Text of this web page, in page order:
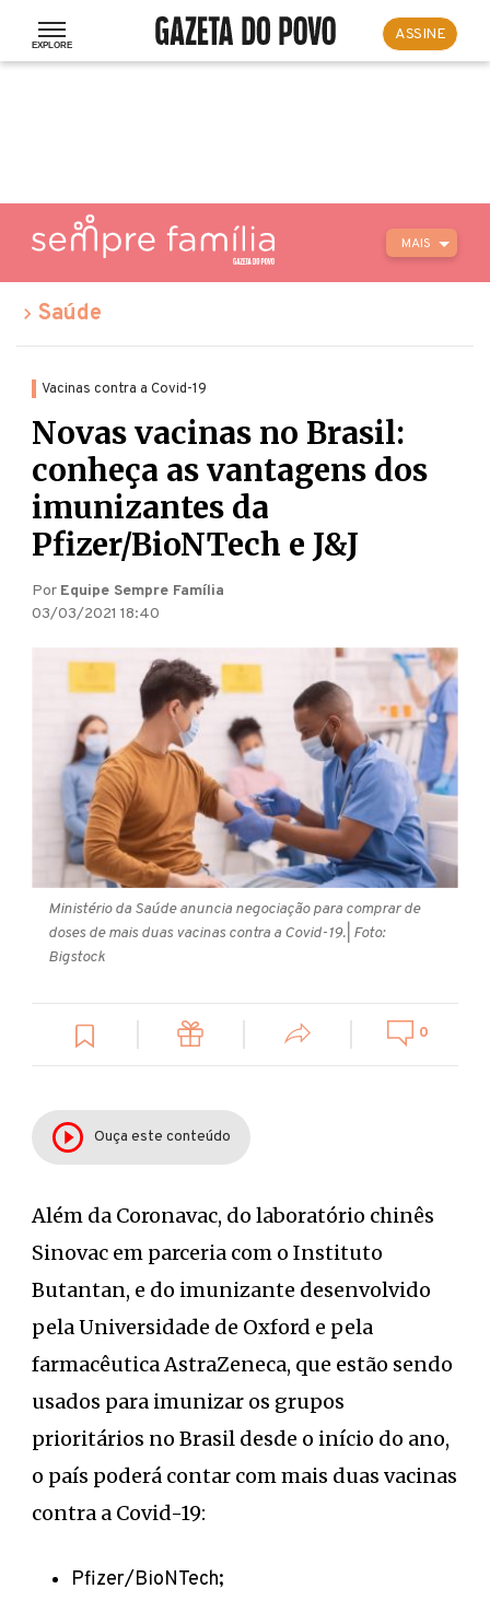
ASSINE
MAIS
Saúde
Vacinas contra a Covid-19
Novas vacinas no Brasil:
conheça as vantagens dos
imunizantes da
Pfizer/BioNTech e J&J
Por Equipe Sempre Família
03/03/2021 18:40
Ministério da Saúde anuncia negociação para comprar de
doses de mais duas vacinas contra a Covid-19.| Foto:
Bigstock
0
Ouça este conteúdo
Além da Coronavac, do laboratório chinês
Sinovac em parceria com o Instituto
Butantan, e do imunizante desenvolvido
pela Universidade de Oxford e pela
farmacêutica AstraZeneca, que estão sendo
usados para imunizar os grupos
prioritários no Brasil desde o início do ano,
o país poderá contar com mais duas vacinas
contra a Covid-19:
Pfizer/BioNTech;